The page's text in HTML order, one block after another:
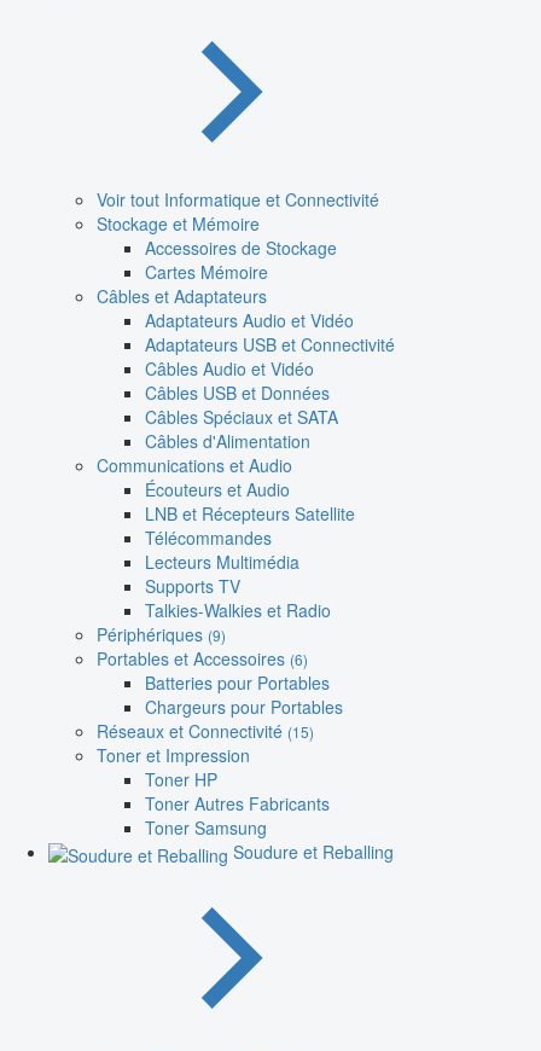
Voir tout Informatique et Connectivité
Stockage et Mémoire
Accessoires de Stockage
Cartes Mémoire
Câbles et Adaptateurs
Adaptateurs Audio et Vidéo
Adaptateurs USB et Connectivité
Câbles Audio et Vidéo
Câbles USB et Données
Câbles Spéciaux et SATA
Câbles d'Alimentation
Communications et Audio
Écouteurs et Audio
LNB et Récepteurs Satellite
Télécommandes
Lecteurs Multimédia
Supports TV
Talkies-Walkies et Radio
Périphériques (9)
Portables et Accessoires (6)
Batteries pour Portables
Chargeurs pour Portables
Réseaux et Connectivité (15)
Toner et Impression
Toner HP
Toner Autres Fabricants
Toner Samsung
Soudure et Reballing